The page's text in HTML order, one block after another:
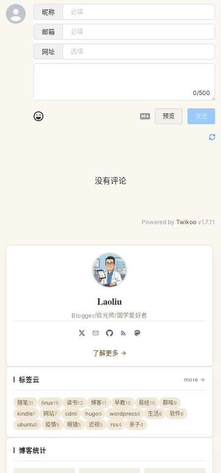
昵称
邮箱
网址
0/500
预览 发送
没有评论
Powered by Twikoo v1.7.11
Laoliu
Blogger/验光师/国学爱好者
了解更多 →
标签云 more →
随笔31 linux16 读书12 博客11 早教10 易经10 群晖9
kindle7 网站7 cdn6 hugo6 wordpress6 生活6 软件6
ubuntu5 疫情5 眼镜5 近视5 rss4 亲子4
博客统计